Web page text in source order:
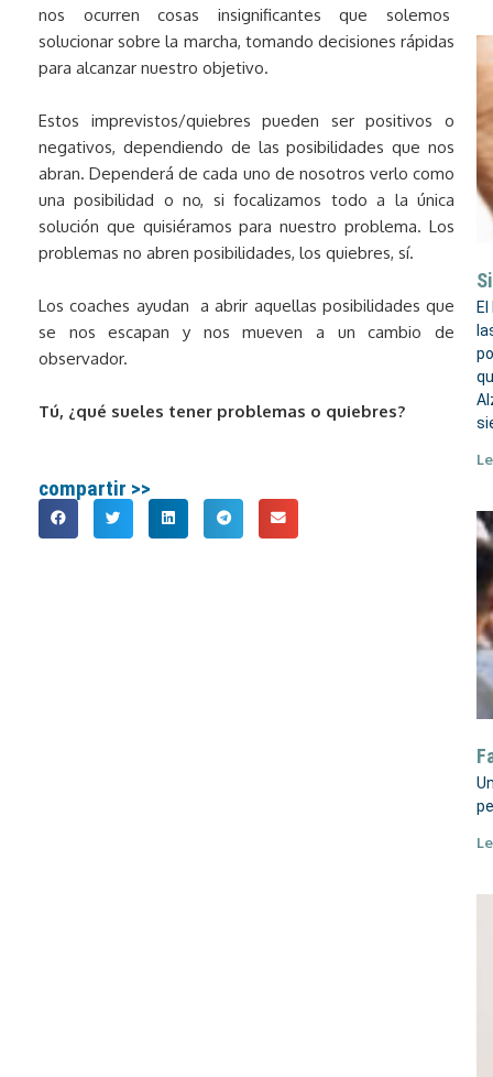
nos ocurren cosas insignificantes que solemos
solucionar sobre la marcha, tomando decisiones rápidas
para alcanzar nuestro objetivo.
Estos imprevistos/quiebres pueden ser positivos o
negativos, dependiendo de las posibilidades que nos
abran. Dependerá de cada uno de nosotros verlo como
una posibilidad o no, si focalizamos todo a la única
solución que quisiéramos para nuestro problema. Los
problemas no abren posibilidades, los quiebres, sí.
Los coaches ayudan a abrir aquellas posibilidades que
se nos escapan y nos mueven a un cambio de
observador.
Tú, ¿qué sueles tener problemas o quiebres?
compartir >>